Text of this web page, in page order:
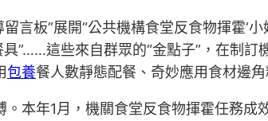
言板”展開“公共機構食堂反食物揮霍‘
”……這些來自群眾的“金點子”，在制
包養餐人數靜態配餐、奇妙應用食材邊
本年1月，機關食堂反食物揮霍任務成